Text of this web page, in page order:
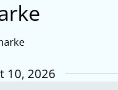
10, 2026